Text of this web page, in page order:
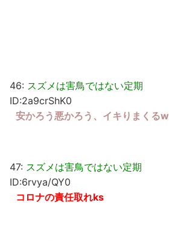
46: スズメは害鳥ではない定期
ID:2a9crShK0
安かろう悪かろう、イキりまくるw
47: スズメは害鳥ではない定期
ID:6rvya/QY0
コロナの責任取れks